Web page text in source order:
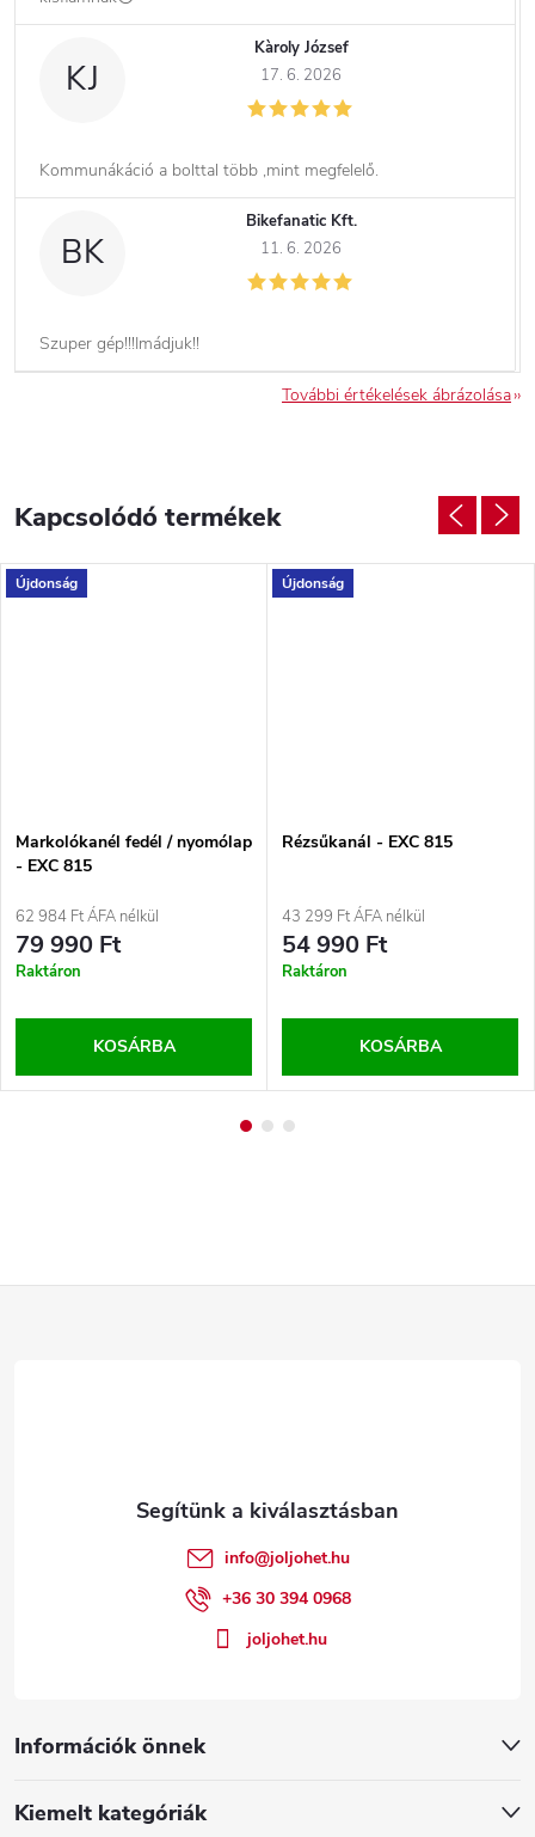
KJ
Kàroly József
17. 6. 2026
Kommunákáció a bolttal több ,mint megfelelő.
BK
Bikefanatic Kft.
11. 6. 2026
Szuper gép!!!Imádjuk!!
További értékelések ábrázolása
Kapcsolódó termékek
Újdonság
Markolókanél fedél / nyomólap
- EXC 815
62 984 Ft ÁFA nélkül
79 990 Ft
Raktáron
KOSÁRBA
Újdonság
Rézsűkanál - EXC 815
43 299 Ft ÁFA nélkül
54 990 Ft
Raktáron
KOSÁRBA
Információk önnek
Kiemelt kategóriák
info@joljohet.hu
+36 30 394 0968
joljohet.hu